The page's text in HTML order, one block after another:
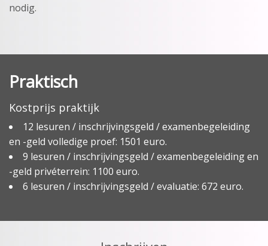
nodig.
Praktisch
Kostprijs praktijk
12 lesuren / inschrijvingsgeld / examenbegeleiding
en -geld volledige proef: 1501 euro.
9 lesuren / inschrijvingsgeld / examenbegeleiding en
-geld privéterrein: 1100 euro.
6 lesuren / inschrijvingsgeld / evaluatie: 672 euro.